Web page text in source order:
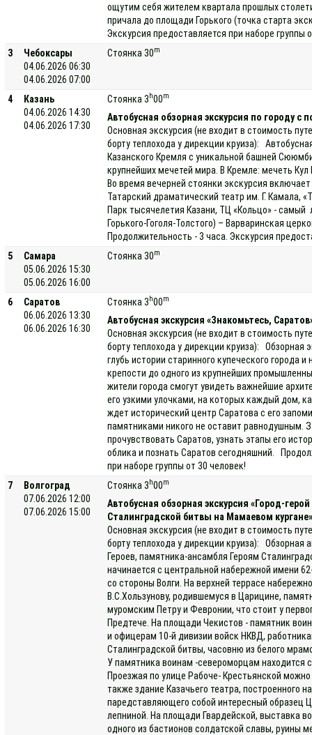
ощутим себя жителем квартала прошлых
причала до площади Горького (точка старта
Экскурсия предоставляется при наборе группы
3
Чебоксары
04.06.2026 06:30
04.06.2026 07:00
Стоянка 30m
4
Казань
04.06.2026 14:30
04.06.2026 17:30
Стоянка 3 h00m
Автобусная обзорная экскурсия по городу с
Основная экскурсия (не входит в стоимость
борту теплохода у дирекции круиза):
Казанского Кремля с уникальной башней
крупнейших мечетей мира. В Кремле: мечеть
Во время вечерней стоянки экскурсия
Татарский драматический театр им. Г. Камала,
Парк тысячелетия Казани, ТЦ «Кольцо» - самый
Горького-Гоголя-Толстого) – Варваринская
Продолжительность - 3 часа. Экскурсия
5
Самара
05.06.2026 15:30
05.06.2026 16:00
Стоянка 30m
6
Саратов
06.06.2026 13:30
06.06.2026 16:30
Стоянка 3 h00m
Автобусная экскурсия «Знакомьтесь,
Основная экскурсия (не входит в стоимость
борту теплохода у дирекции круиза): Обзорная
глубь истории старинного купеческого
крепости до одного из крупнейших
жители города смогут увидеть важнейшие
его узкими улочками, на которых каждый дом,
ждет исторический центр Саратова с его
памятниками никого не оставит равнодушным.
прочувствовать Саратов, узнать этапы его
облика и познать Саратов сегодняшний.
при наборе группы от 30 человек!
7
Волгоград
07.06.2026 12:00
07.06.2026 15:00
Стоянка 3 h00m
Автобусная обзорная экскурсия «Город-
Сталинградской битвы на Мамаевом
Основная экскурсия (не входит в стоимость
борту теплохода у дирекции круиза): Обзорная
Героев, памятника-ансамбля Героям
начинается с центральной набережной имени
со стороны Волги. На верхней террасе
В.С.Хользунову, родившемуся в Царицине,
муромским Петру и Февронии, что стоит у
Предтече. На площади Чекистов - памятник
и офицерам 10-й дивизии войск НКВД,
Сталинградской битвы, часовню из белого
У памятника воинам -североморцам находится
Проезжая по улице Рабоче- Крестьянской
также здание Казачьего театра, построенного
паредставляющего собой интересный образец
лепниной. На площади Гвардейской, выставка
одного из бастионов солдатской славы, руины